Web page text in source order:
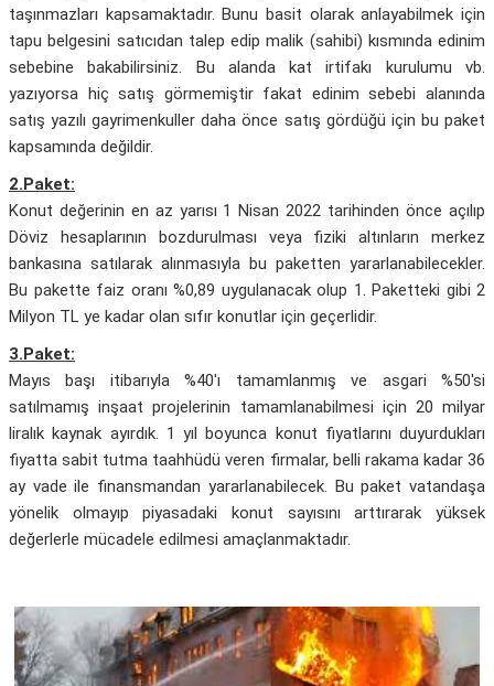
taşınmazları kapsamaktadır. Bunu basit olarak anlayabilmek için
tapu belgesini satıcıdan talep edip malik (sahibi) kısmında edinim
sebebine bakabilirsiniz. Bu alanda kat irtifakı kurulumu vb.
yazıyorsa hiç satış görmemiştir fakat edinim sebebi alanında
satış yazılı gayrimenkuller daha önce satış gördüğü için bu paket
kapsamında değildir.
2.Paket:
Konut değerinin en az yarısı 1 Nisan 2022 tarihinden önce açılıp
Döviz hesaplarının bozdurulması veya fiziki altınların merkez
bankasına satılarak alınmasıyla bu paketten yararlanabilecekler.
Bu pakette faiz oranı %0,89 uygulanacak olup 1. Paketteki gibi 2
Milyon TL ye kadar olan sıfır konutlar için geçerlidir.
3.Paket:
Mayıs başı itibarıyla %40'ı tamamlanmış ve asgari %50'si
satılmamış inşaat projelerinin tamamlanabilmesi için 20 milyar
liralık kaynak ayırdık. 1 yıl boyunca konut fiyatlarını duyurdukları
fiyatta sabit tutma taahhüdü veren firmalar, belli rakama kadar 36
ay vade ile finansmandan yararlanabilecek. Bu paket vatandaşa
yönelik olmayıp piyasadaki konut sayısını arttırarak yüksek
değerlerle mücadele edilmesi amaçlanmaktadır.